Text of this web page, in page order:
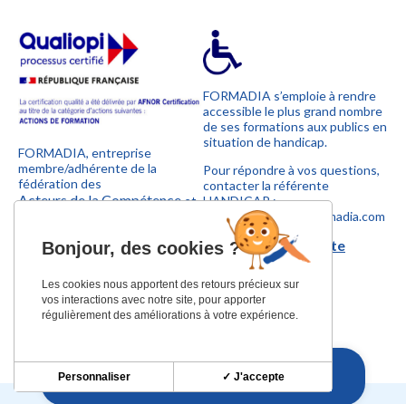
FORMADIA, entreprise
membre/adhérente de la
fédération des
Acteurs de la Compétenceet
FORMADIA s’emploie à rendre
accessible le plus grand nombre
de ses formations aux publics en
situation de handicap.
Pour répondre à vos questions,
contacter la référente
HANDICAP :
sylvie.marconnet@formadia.com
Télécharger la charte
handicap
Bonjour, des cookies ?
Les cookies nous apportent des retours précieux sur
vos interactions avec notre site, pour apporter
régulièrement des améliorations à votre expérience.
✓ J'accepte
Personnaliser